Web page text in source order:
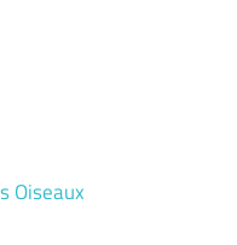
Oiseaux